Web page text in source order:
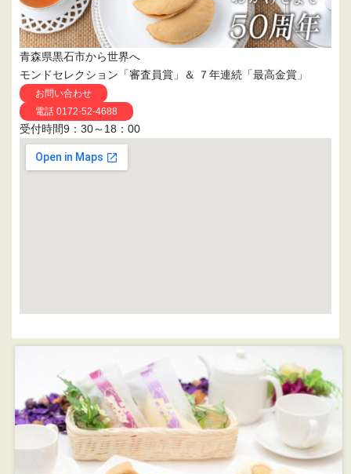
青森県黒石市から世界へ
モンドセレクション「審査員賞」＆ ７年連続「最高金賞」
お問い合わせ
電話 0172-52-4688
受付時間9：30～18：00